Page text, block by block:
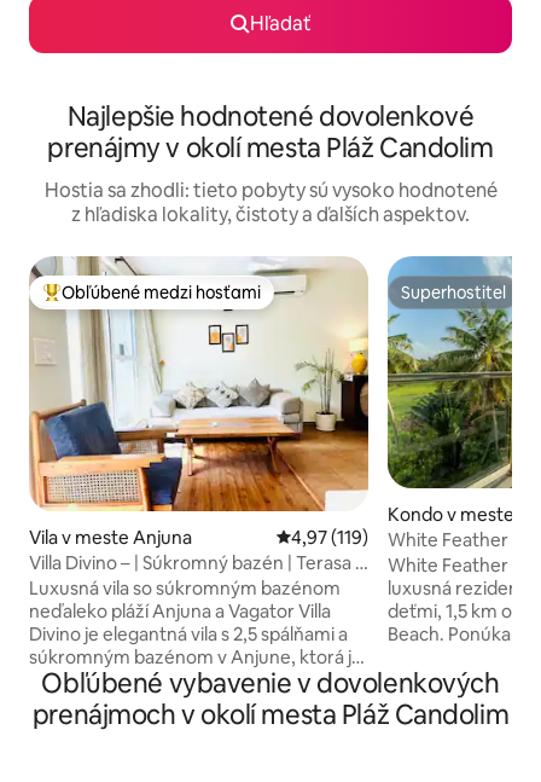
Hľadať
Najlepšie hodnotené dovolenkové
prenájmy v okolí mesta Pláž Candolim
Hostia sa zhodli: tieto pobyty sú vysoko hodnotené
z hľadiska lokality, čistoty a ďalších aspektov.
Najobľúbenejšie medzi hosťami
Obľúbené medzi hosťami
Vila v meste Anjuna Priemerné ohodnotenie 4,97 z
4,97 (119)
Villa Divino – | Súkromný bazén | Terasa |
Wi-Fi | Pláž
Luxusná vila so súkromným bazénom
neďaleko pláží Anjuna a Vagator Villa
Divino je elegantná vila s 2,5 spálňami a
súkromným bazénom v Anjune, ktorá je
zasadená do sviežej, tichej zelenej
oblasti, a pritom len pár minút od
najlepších kaviarní, pláží a nočného
Superhostiteľ
Superhostiteľ
Kondo v meste
White Feather
White Feather
luxusná
deťmi, 1,5 km od
Beach. Ponúka
parkovanie |
24-hodinovej
spoločnosti s
Obľúbené vybavenie v dovolenkových
prenájmoch v okolí mesta Pláž Candolim